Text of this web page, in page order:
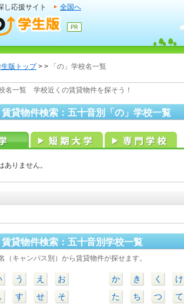
し応援サイト 全国へ
版トップ> > 「の」学校名一覧
名一覧 学校近くの賃貸物件を探そう！
賃貸物件検索：五十音別「の」学校一覧
ありません。
賃貸物件検索：五十音別学校一覧
（キャンパス別）から賃貸物件が探せます。
う え
お
す せ
そ
か き く け
た
ち つ て